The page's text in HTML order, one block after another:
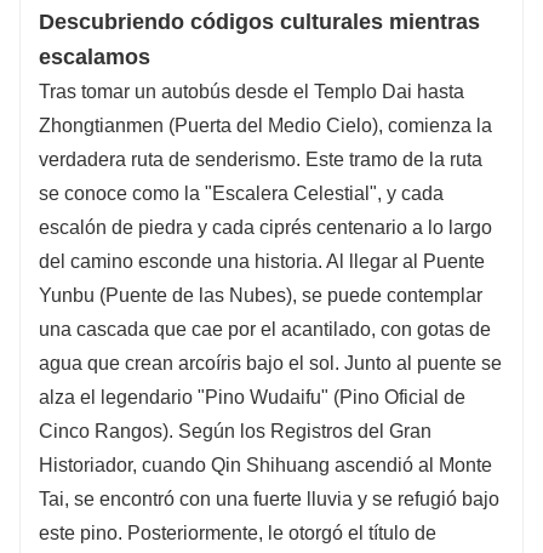
Descubriendo códigos culturales mientras
escalamos
Tras tomar un autobús desde el Templo Dai hasta
Zhongtianmen (Puerta del Medio Cielo), comienza la
verdadera ruta de senderismo. Este tramo de la ruta
se conoce como la "Escalera Celestial", y cada
escalón de piedra y cada ciprés centenario a lo largo
del camino esconde una historia. Al llegar al Puente
Yunbu (Puente de las Nubes), se puede contemplar
una cascada que cae por el acantilado, con gotas de
agua que crean arcoíris bajo el sol. Junto al puente se
alza el legendario "Pino Wudaifu" (Pino Oficial de
Cinco Rangos). Según los Registros del Gran
Historiador, cuando Qin Shihuang ascendió al Monte
Tai, se encontró con una fuerte lluvia y se refugió bajo
este pino. Posteriormente, le otorgó el título de